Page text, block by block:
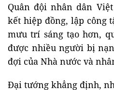
Quân đội nhân dân
kết hiệp đồng, lập công
mưu trí sáng tạo hơn,
được nhiều người bị
đợi của Nhà nước và
Đại tướng khẳng định,